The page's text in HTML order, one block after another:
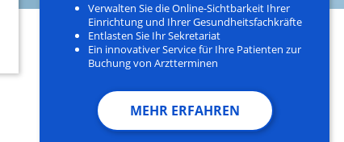
Verwalten Sie die Online-Sichtbarkeit Ihrer
Einrichtung und Ihrer Gesundheitsfachkräfte
Entlasten Sie Ihr Sekretariat
Ein innovativer Service für Ihre Patienten zur
Buchung von Arztterminen
MEHR ERFAHREN